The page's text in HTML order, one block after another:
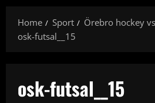
Home
Sport
Örebro hockey
osk-futsal__15
osk-futsal__15